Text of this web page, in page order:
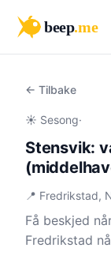
beep.me
← Tilbake
☀️ Sesong·
Stensvik:
📍 Fredrikstad,
Få beskjed
Fredrikstad